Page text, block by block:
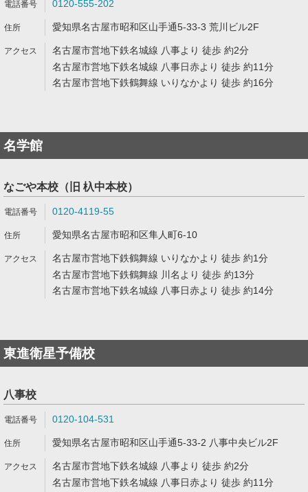
0120-555-202
愛知県名古屋市昭和区山手通5-33-3 荒川ビル2F
名古屋市営地下鉄名城線 八事より 徒歩 約2分
名古屋市営地下鉄名城線 八事日赤より 徒歩 約11分
名古屋市営地下鉄鶴舞線 いりなかより 徒歩 約16分
名学館
なごや本校（旧 杁中本校）
0120-4119-55
愛知県名古屋市昭和区隼人町6-10
名古屋市営地下鉄鶴舞線 いりなかより 徒歩 約1分
名古屋市営地下鉄鶴舞線 川名より 徒歩 約13分
名古屋市営地下鉄名城線 八事日赤より 徒歩 約14分
東進衛星予備校
八事校
0120-104-531
愛知県名古屋市昭和区山手通5-33-2 八事中央ビル2F
名古屋市営地下鉄名城線 八事より 徒歩 約2分
名古屋市営地下鉄名城線 八事日赤より 徒歩 約11分